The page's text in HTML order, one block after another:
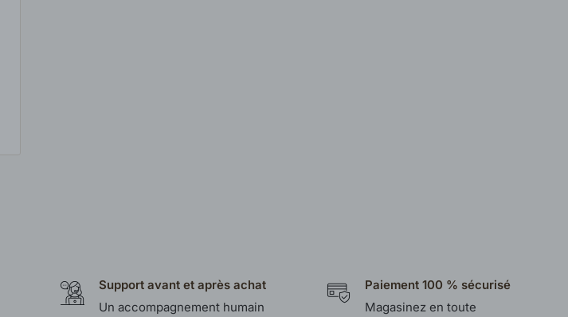
Support avant et après achat
Un accompagnement humain
Paiement 100 % sécurisé
Magasinez en toute